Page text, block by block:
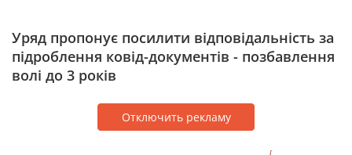
Уряд пропонує посилити відповідальність за
підроблення ковід-документів - позбавлення
волі до 3 років
Отключить рекламу